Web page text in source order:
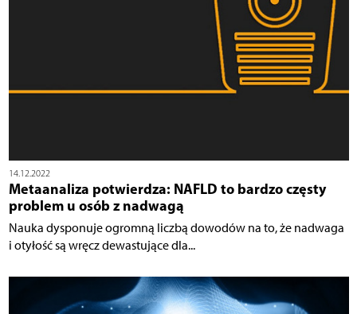
14.12.2022
Metaanaliza potwierdza: NAFLD to bardzo częsty
problem u osób z nadwagą
Nauka dysponuje ogromną liczbą dowodów na to, że nadwaga
i otyłość są wręcz dewastujące dla...